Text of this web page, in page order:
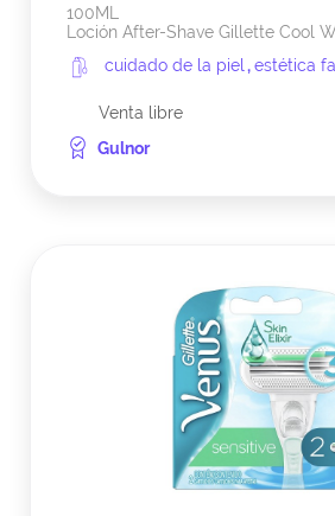
100ML
Loción After-Shave Gillette Cool
cuidado de la piel,estética
Venta libre
Gulnor